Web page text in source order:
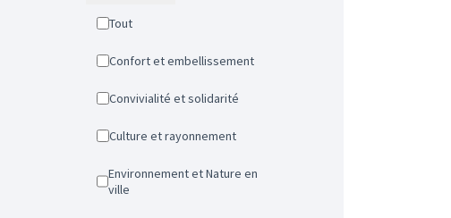
Tout
Confort et embellissement
Convivialité et solidarité
Culture et rayonnement
Environnement et Nature en
ville